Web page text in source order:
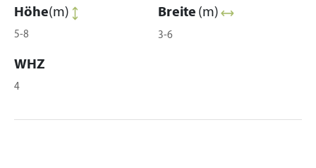
Höhe(m)
5-8
Breite (m)
3-6
WHZ
4